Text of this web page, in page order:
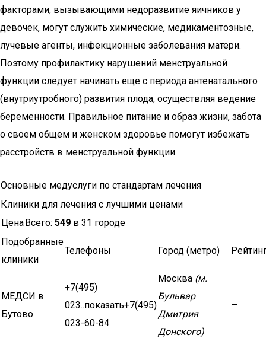
факторами, вызывающими недоразвитие яичников у
девочек, могут служить химические, медикаментозные,
лучевые агенты, инфекционные заболевания матери.
Поэтому профилактику нарушений менструальной
функции следует начинать еще с периода антенатального
(внутриутробного) развития плода, осуществляя ведение
беременности. Правильное питание и образ жизни, забота
о своем общем и женском здоровье помогут избежать
расстройств в менструальной функции.
Основные медуслуги по стандартам лечения
Клиники для лечения с лучшими ценами
ЦенаВсего: 549 в 31 городе
Подобранные
клиники
Телефоны Город (метро)
МЕДСИ в
Бутово
+7(495)
023..показать+7(495)
023-60-84
Москва (м.
Бульвар
Дмитрия
Донского)
—